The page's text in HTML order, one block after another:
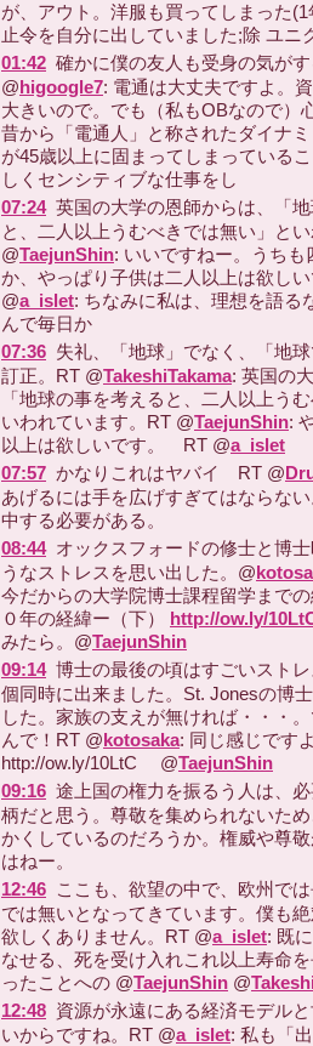
が、アウト。洋服も買ってしまった
止令を自分に出していました;除 ユニ
01:42 確かに僕の友人も受身の気が
@higoogle7: 電通は大丈夫ですよ。
大きいので。でも（私もOBなので）
昔から「電通人」と称されたダイナ
が45歳以上に固まってしまっている
しくセンシティブな仕事をし
07:24 英国の大学の恩師からは、「
と、二人以上うむべきでは無い」と
@TaejunShin: いいですねー。うち
か、やっぱり子供は二人以上は欲し
@a_islet: ちなみに私は、理想を語る
んで毎日か
07:36 失礼、「地球」でなく、「地
訂正。RT @TakeshiTakama: 英国の
「地球の事を考えると、二人以上う
いわれています。RT @TaejunShin:
以上は欲しいです。 RT @a_islet
07:57 かなりこれはヤバイ RT @
あげるには手を広げすぎてはならな
中する必要がある。
08:44 オックスフォードの修士と博
うなストレスを思い出した。@
今だからの大学院博士課程留学まで
０年の経緯ー（下） http://ow.ly/
みたら。@TaejunShin
09:14 博士の最後の頃はすごいスト
個同時に出来ました。St. Jonesの博
した。家族の支えが無ければ・・・
んで！RT @kotosaka: 同じ感じです
http://ow.ly/10LtC @TaejunShin
09:16 途上国の権力を振るう人は、
柄だと思う。尊敬を集められないた
かくしているのだろうか。権威や尊
はねー。
12:46 ここも、欲望の中で、欧州で
では無いとなってきています。僕も
欲しくありません。RT @a_islet: 既
なせる、死を受け入れこれ以上寿命
ったことへの @TaejunShin @
12:48 資源が永遠にある経済モデル
いからですね。RT @a_islet: 私も「